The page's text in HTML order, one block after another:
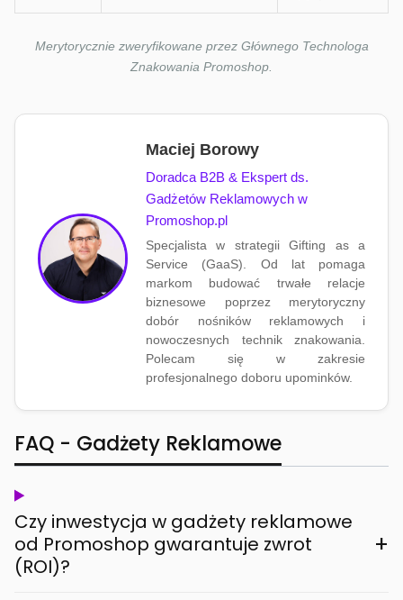
Merytorycznie zweryfikowane przez Głównego Technologa
Znakowania Promoshop.
Maciej Borowy
Doradca B2B & Ekspert ds.
Gadżetów Reklamowych w
Promoshop.pl
Specjalista w strategii Gifting as a
Service (GaaS). Od lat pomaga
markom budować trwałe relacje
biznesowe poprzez merytoryczny
dobór nośników reklamowych i
nowoczesnych technik znakowania.
Polecam się w zakresie
profesjonalnego doboru upominków.
FAQ - Gadżety Reklamowe
Czy inwestycja w gadżety reklamowe
od Promoshop gwarantuje zwrot
(ROI)?
+